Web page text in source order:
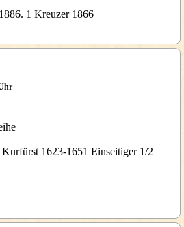
1 Kreuzer 1866
1623-1651 Einseitiger 1/2